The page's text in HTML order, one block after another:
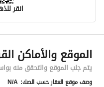
انقر
معلومات مسؤول
اسم المسؤول
الموقع والأماكن
يتم جلب الموقع والتحقق منه
وصف موقع العقار حسب الصك: N/A